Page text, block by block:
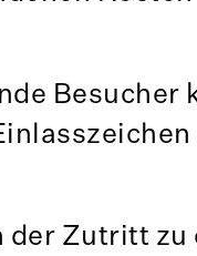
der Zutritt